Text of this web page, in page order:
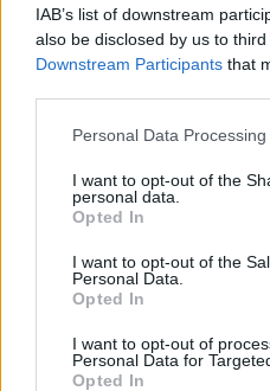
IAB’s list of downstream
also be disclosed by us to
Downstream Participants that
Personal Data
I want to opt-out of the
personal data.
Opted In
I want to opt-out of the
Personal Data.
Opted In
I want to opt-out of
Personal Data for
Opted In
Tento uživatel zatím
fotografií. U neověřených
údaje
Informace o